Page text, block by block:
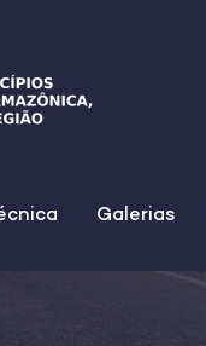
Galerias